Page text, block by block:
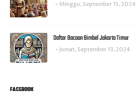
Minggu, September 15, 2024
Daftar Bacaan Bimbel Jakarta Timur
Jumat, September 13, 2024
FACEBOOK